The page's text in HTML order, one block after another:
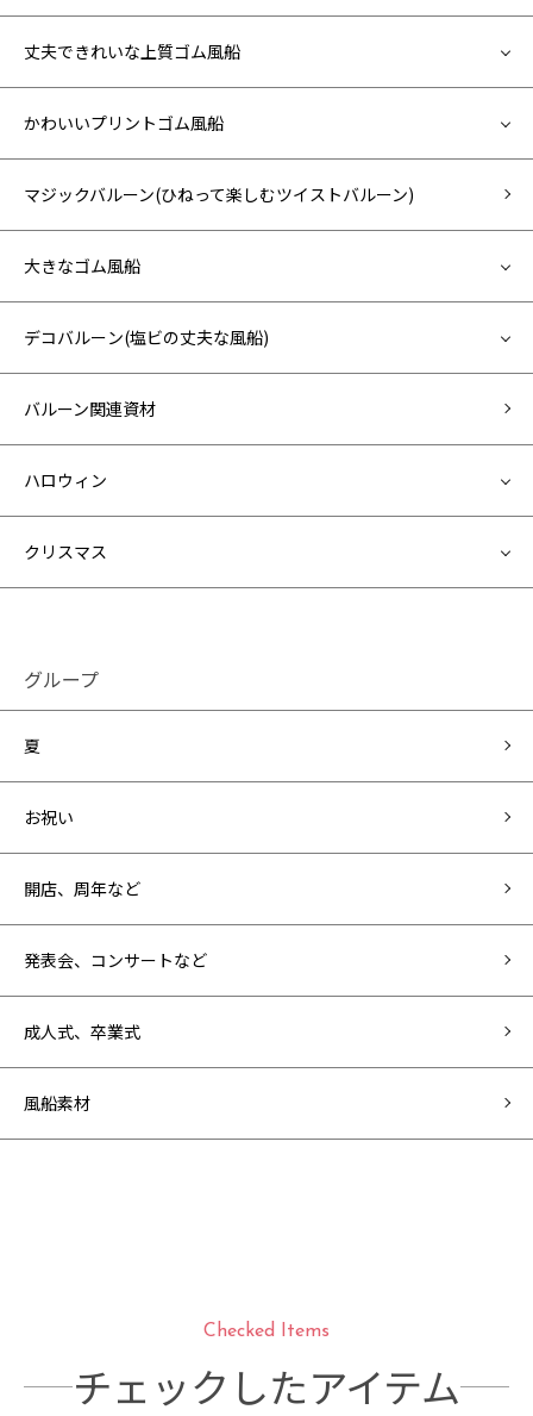
丈夫できれいな上質ゴム風船
かわいいプリントゴム風船
マジックバルーン(ひねって楽しむツイストバルーン)
大きなゴム風船
デコバルーン(塩ビの丈夫な風船)
バルーン関連資材
ハロウィン
クリスマス
グループ
夏
お祝い
開店、周年など
発表会、コンサートなど
成人式、卒業式
風船素材
Checked Items
チェックしたアイテム